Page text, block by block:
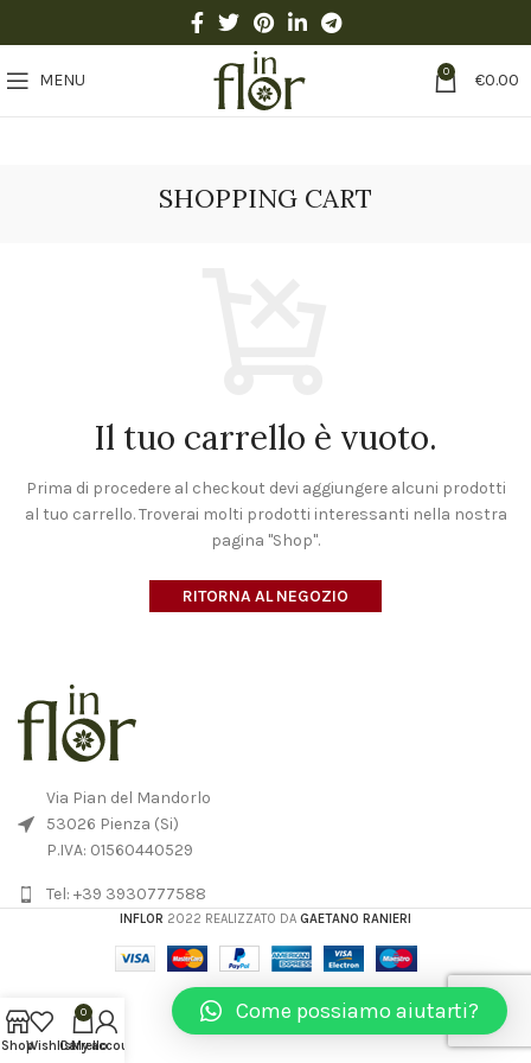
MENU 0 €0.00
SHOPPING CART
Il tuo carrello è vuoto.
Prima di procedere al checkout devi aggiungere alcuni prodotti
al tuo carrello.Troverai molti prodotti interessanti nella nostra
pagina "Shop".
RITORNA AL NEGOZIO
Via Pian del Mandorlo
53026 Pienza (Si)
P.IVA: 01560440529
Tel: +39 3930777588
INFLOR 2022 REALIZZATO DA GAETANO RANIERI
ShopWishlist
0
Carrello
My account
Come possiamo aiutarti?